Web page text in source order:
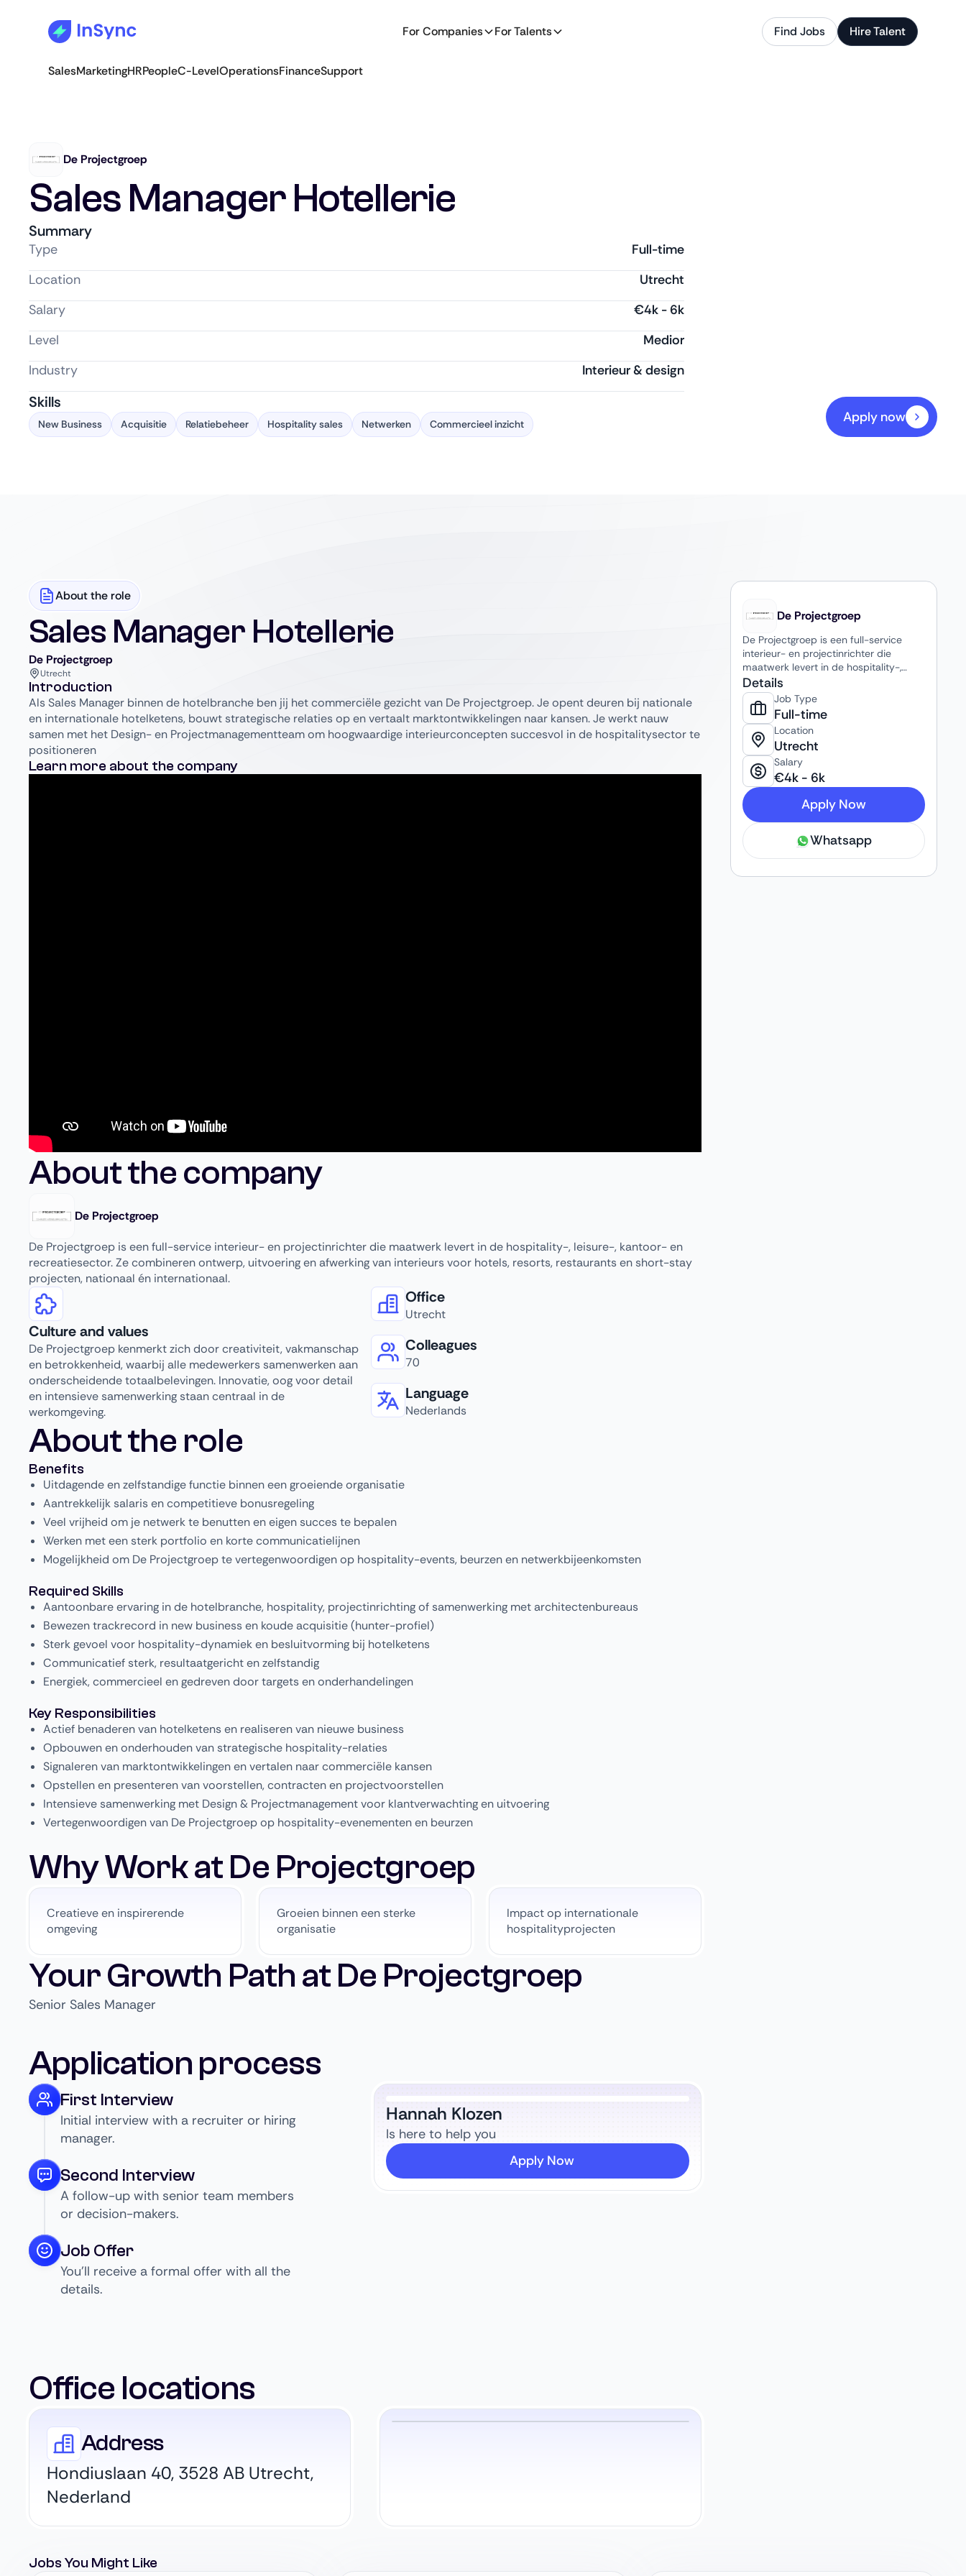
For Companies For Talents Find Jobs Hire Talent
SalesMarketingHRPeopleC-LevelOperationsFinanceSupport
De Projectgroep
Sales Manager Hotellerie
Summary
Type
Full-time
Location
Utrecht
Salary
€4k - 6k
Level
Medior
Industry
Interieur & design
Skills
New Business Acquisitie Relatiebeheer Hospitality sales Netwerken Commercieel inzicht Apply now
About the role
Sales Manager Hotellerie
De Projectgroep
Utrecht
Introduction
Als Sales Manager binnen de hotelbranche ben jij het commerciële gezicht van De Projectgroep. Je opent deuren bij nationale
en internationale hotelketens, bouwt strategische relaties op en vertaalt marktontwikkelingen naar kansen. Je werkt nauw
samen met het Design- en Projectmanagementteam om hoogwaardige interieurconcepten succesvol in de hospitalitysector te
positioneren
Learn more about the company
About the company
De Projectgroep
De Projectgroep is een full-service interieur- en projectinrichter die maatwerk levert in de hospitality-, leisure-, kantoor- en
recreatiesector. Ze combineren ontwerp, uitvoering en afwerking van interieurs voor hotels, resorts, restaurants en short-stay
projecten, nationaal én internationaal.
Culture and values
De Projectgroep kenmerkt zich door creativiteit, vakmanschap
en betrokkenheid, waarbij alle medewerkers samenwerken aan
onderscheidende totaalbelevingen. Innovatie, oog voor detail
en intensieve samenwerking staan centraal in de
werkomgeving.
Office
Utrecht
Colleagues
70
Language
Nederlands
About the role
Benefits
Uitdagende en zelfstandige functie binnen een groeiende organisatie
Aantrekkelijk salaris en competitieve bonusregeling
Veel vrijheid om je netwerk te benutten en eigen succes te bepalen
Werken met een sterk portfolio en korte communicatielijnen
Mogelijkheid om De Projectgroep te vertegenwoordigen op hospitality-events, beurzen en netwerkbijeenkomsten
Required Skills
Aantoonbare ervaring in de hotelbranche, hospitality, projectinrichting of samenwerking met architectenbureaus
Bewezen trackrecord in new business en koude acquisitie (hunter-profiel)
Sterk gevoel voor hospitality-dynamiek en besluitvorming bij hotelketens
Communicatief sterk, resultaatgericht en zelfstandig
Energiek, commercieel en gedreven door targets en onderhandelingen
Key Responsibilities
Actief benaderen van hotelketens en realiseren van nieuwe business
Opbouwen en onderhouden van strategische hospitality-relaties
Signaleren van marktontwikkelingen en vertalen naar commerciële kansen
Opstellen en presenteren van voorstellen, contracten en projectvoorstellen
Intensieve samenwerking met Design & Projectmanagement voor klantverwachting en uitvoering
Vertegenwoordigen van De Projectgroep op hospitality-evenementen en beurzen
Why Work at De Projectgroep
Creatieve en inspirerende
omgeving
Groeien binnen een sterke
organisatie
Impact op internationale
hospitalityprojecten
Your Growth Path at De Projectgroep
Senior Sales Manager
Application process
First Interview
Initial interview with a recruiter or hiring
manager.
Second Interview
A follow-up with senior team members
or decision-makers.
Job Offer
You’ll receive a formal offer with all the
details.
Hannah Klozen
Is here to help you
Apply Now
Office locations
Address
Hondiuslaan 40, 3528 AB Utrecht,
Nederland
De Projectgroep
De Projectgroep is een full-service
interieur- en projectinrichter die
maatwerk levert in de hospitality-,
leisure-, kantoor- en recreatiesector.
Ze combineren ontwerp, uitvoering en
afwerking van interieurs voor hotels,
resorts, restaurants en short-stay
projecten, nationaal én internationaal.
Details
Job Type
Full-time
Location
Utrecht
Salary
€4k - 6k
Apply Now
Whatsapp
Jobs You Might Like